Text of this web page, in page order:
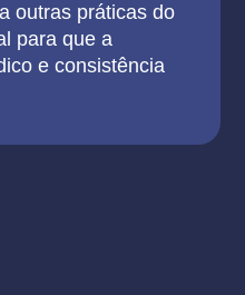
outras práticas do
para que a
e consistência